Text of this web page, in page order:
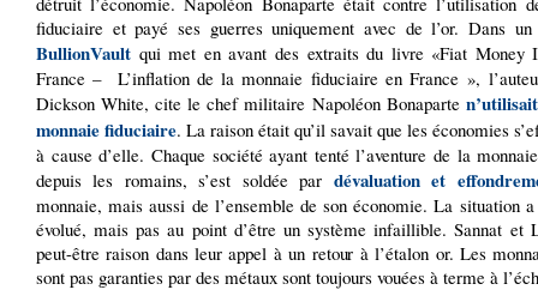
fiduciaire et payé ses guerres uniquement avec de l’or. Dans
BullionVault qui met en avant des extraits du livre «Fiat Money
France – L’inflation de la monnaie fiduciaire en France »,
Dickson White, cite le chef militaire Napoléon Bonaparte
monnaie fiduciaire. La raison était qu’il savait que les économies
à cause d’elle. Chaque société ayant tenté l’aventure de la
depuis les romains, s’est soldée par dévaluation et
monnaie, mais aussi de l’ensemble de son économie. La situation a
évolué, mais pas au point d’être un système infaillible. Sannat et
peut-être raison dans leur appel à un retour à l’étalon or. Les
sont pas garanties par des métaux sont toujours vouées à terme à